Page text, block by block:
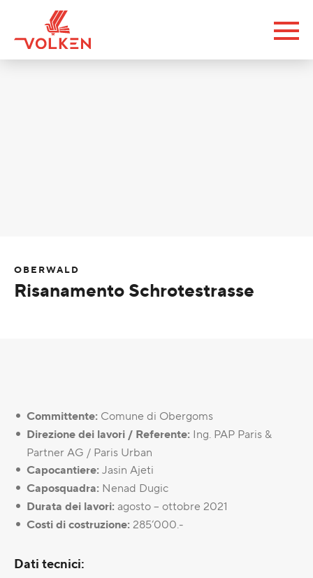
OBERWALD
Risanamento Schrotestrasse
Committente: Comune di Obergoms
Direzione dei lavori / Referente: Ing. PAP Paris &
Partner AG / Paris Urban
Capocantiere: Jasin Ajeti
Caposquadra: Nenad Dugic
Durata dei lavori: agosto – ottobre 2021
Costi di costruzione: 285‘000.-
Dati tecnici: